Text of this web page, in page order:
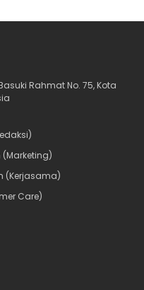
Rahmat No. 75, Kota
(Kerjasama)
Care)